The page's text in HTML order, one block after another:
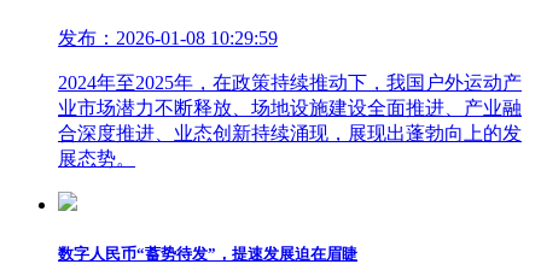
发布：2026-01-08 10:29:59
2024年至2025年，在政策持续推动下，我国户外运动产
业市场潜力不断释放、场地设施建设全面推进、产业融
合深度推进、业态创新持续涌现，展现出蓬勃向上的发
展态势。
数字人民币“蓄势待发”，提速发展迫在眉睫